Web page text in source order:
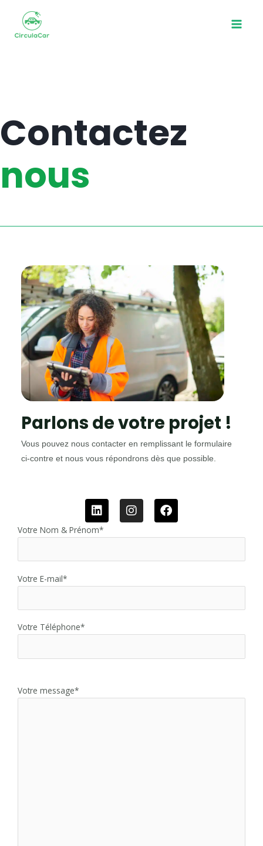
Contactez
nous
Parlons de votre projet !
Vous pouvez nous contacter en remplissant le formulaire
ci-contre et nous vous répondrons dès que possible.
Votre Nom & Prénom*
Votre E-mail*
Votre Téléphone*
Votre message*